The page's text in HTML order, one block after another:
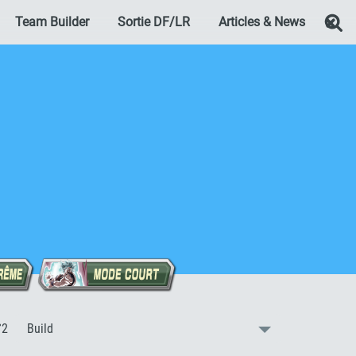
Team Builder Sortie DF/LR Articles & News